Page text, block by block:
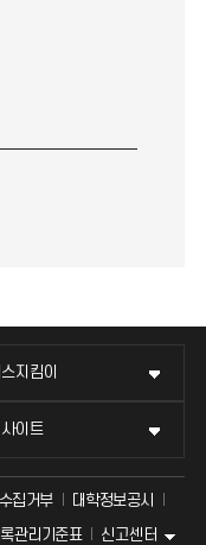
지킴이
이트
집거부
대학정보공시
관리기준표 신고센터